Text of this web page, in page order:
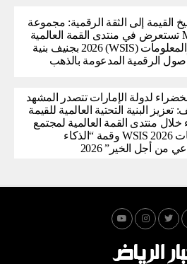
القيمة إلى الثقة الرقمية: مجموعة
METRA تستعرض في منتدى القمة العالمية
لمجتمع المعلومات (WSIS) 2026 بجنيف بنية
الرقمية المدعومة بالذهب
لدولة الإمارات تتصدر المشهد
البنية التحتية العالمية للقيمة
خلال منتدى القمة العالمية لمجتمع
المعلومات WSIS 2026 وقمة “الذكاء
من أجل الخير” 2026